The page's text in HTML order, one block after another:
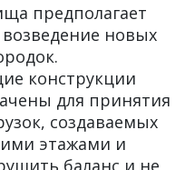
предполагает
новых
конструкции
для принятия
создаваемых
этажами и
баланс и не